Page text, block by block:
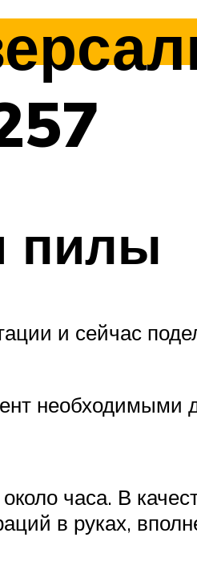
пилы
и сейчас
необходимыми
часа. В
в руках,